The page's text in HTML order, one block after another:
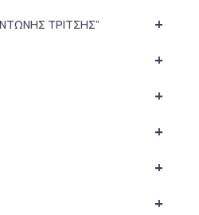
+
ΤΡΙΤΣΗΣ”
+
+
+
+
+